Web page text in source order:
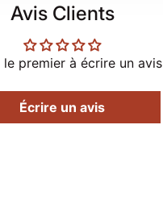
Avis Clients
le premier à écrire un avis
Écrire un avis